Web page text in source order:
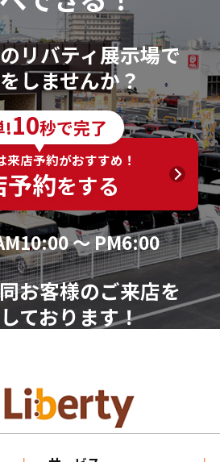
」といいます。）に応じます。
い合わせ：各店舗営業窓口もし
談窓口
応じることの任意性
、ご入力いただけない項目やご
報に漏れや誤りがあった場合、
せに対する回答が出来ない場合
きない方法による個人情報の取
。
窓口
※土、日、祝、年末年始を
リバティ展示場で
しませんか？
!10秒で完了
来店予約がおすすめ！
予約をする
～ PM6:00
お客様のご来店を
ております！